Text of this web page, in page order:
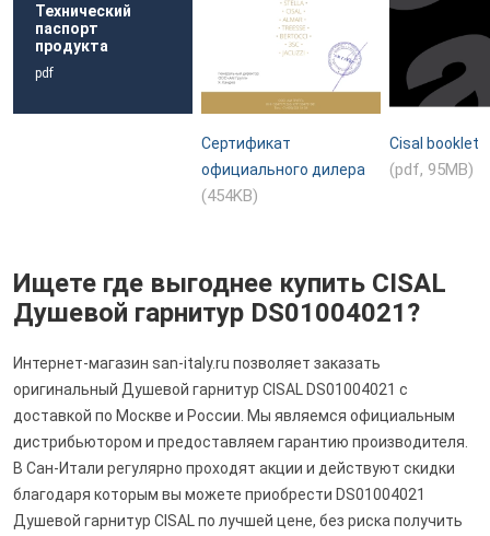
Технический
паспорт
продукта
pdf
Сертификат
официального дилера
(454KB)
Cisal booklet
(pdf, 95MB)
Ищете где выгоднее купить CISAL
Душевой гарнитур DS01004021?
Интернет-магазин san-italy.ru позволяет заказать
оригинальный Душевой гарнитур CISAL DS01004021 с
доставкой по Москве и России. Мы являемся официальным
дистрибьютором и предоставляем гарантию производителя.
В Сан-Итали регулярно проходят акции и действуют скидки
благодаря которым вы можете приобрести DS01004021
Душевой гарнитур CISAL по лучшей цене, без риска получить